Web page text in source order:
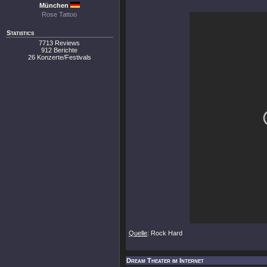
München
Rose Tattoo
Statistics
7713 Reviews
912 Berichte
26 Konzerte/Festivals
Quelle: Rock Hard
Dream Theater im Internet